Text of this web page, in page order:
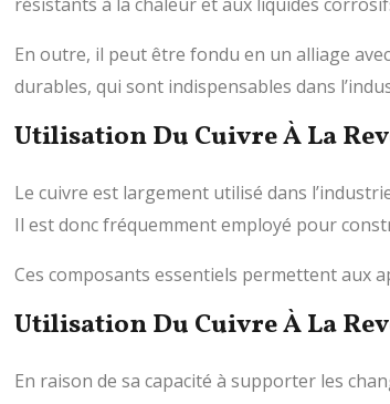
résistants à la chaleur et aux liquides
En outre, il peut être fondu en un alliage
durables, qui sont indispensables dans
Utilisation Du Cuivre À La
Le cuivre est largement utilisé dans
Il est donc fréquemment employé pour
Ces composants essentiels permettent aux
Utilisation Du Cuivre À La
En raison de sa capacité à supporter les